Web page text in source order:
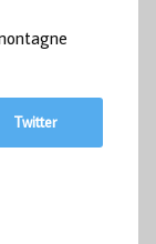
Twitter